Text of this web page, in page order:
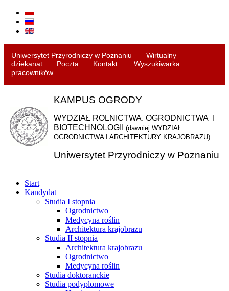
Uniwersytet Przyrodniczy w Poznaniu
Wirtualny
dziekanat
Poczta Kontakt
Wyszukiwarka
pracowników
KAMPUS OGRODY
WYDZIAŁ ROLNICTWA, OGRODNICTWA
BIOTECHNOLOGII (dawniej WYDZIAŁ
OGRODNICTWA I ARCHITEKTURY KRAJOBRAZU)
Uniwersytet Przyrodniczy w Poznaniu
Start
Kandydat
Studia I stopnia
Ogrodnictwo
Medycyna roślin
Architektura krajobrazu
Studia II stopnia
Architektura krajobrazu
Ogrodnictwo
Medycyna roślin
Studia doktoranckie
Studia podyplomowe